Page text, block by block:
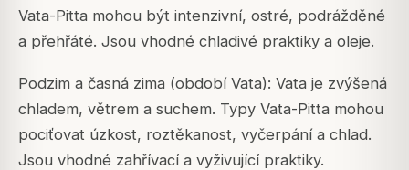
Vata-Pitta mohou být intenzivní, ostré, podrážděné
a přehřáté. Jsou vhodné chladivé praktiky a oleje.
Podzim a časná zima (období Vata): Vata je zvýšená
chladem, větrem a suchem. Typy Vata-Pitta mohou
pociťovat úzkost, roztěkanost, vyčerpání a chlad.
Jsou vhodné zahřívací a vyživující praktiky.